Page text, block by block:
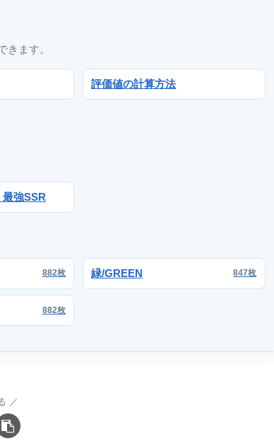
きます。
評価値の計算方法
最強SSR
882枚 緑/GREEN 847枚
882枚